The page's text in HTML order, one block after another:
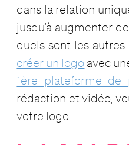
dans la relation
jusqu’à augmenter
quels sont les
créer un logo avec
1ère plateforme de
rédaction et vidéo,
votre logo.